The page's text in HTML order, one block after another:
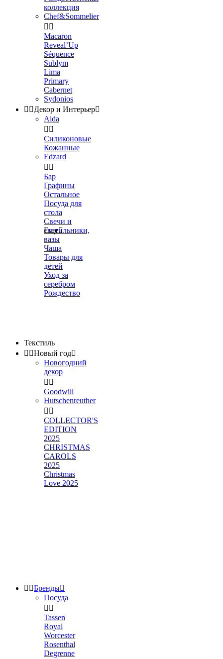
коллекция
Chef&Sommelier
 
Macaron
Reveal’Up
Séquence
Sublym
Lima
Primary
Cabernet
Sydonios
 Декор и Интерьер
Aida
 
Силиконовые
Кожанные
Edzard
 
Бар
Графины
Остальное
Посуда для
стола
Свечи и
светильники,
вазы
Чаша
Товары для
детей
Уход за
серебром
Рождество
Еще
Текстиль
 Новый год
Новогодний
декор
 
Goodwill
Hutschenreuther
 
COLLECTOR'S
EDITION
2025
CHRISTMAS
CAROLS
2025
Christmas
Love 2025
 Бренды
Посуда
 
Tassen
Royal
Worcester
Rosenthal
Degrenne